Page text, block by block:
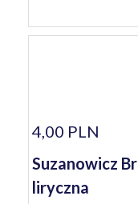
4,00 PLN
Suzanowicz
liryczna